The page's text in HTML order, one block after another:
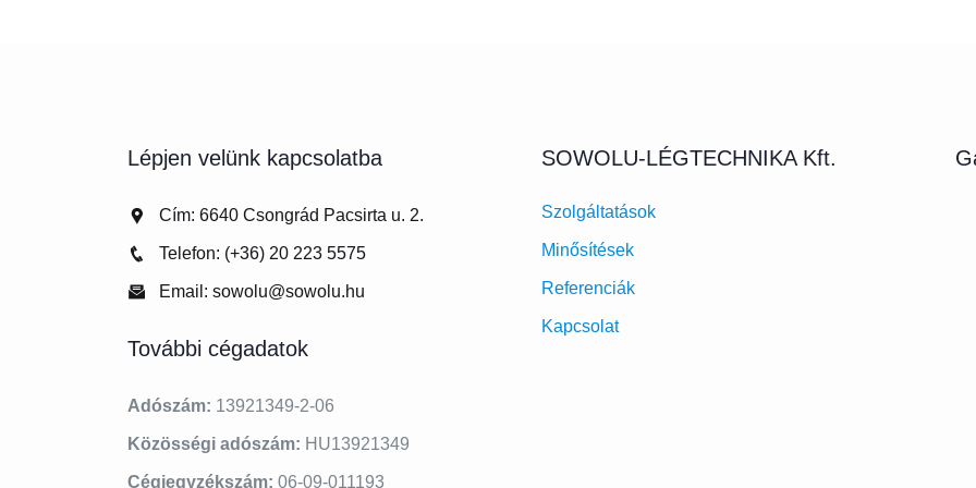
Lépjen velünk kapcsolatba
Cím: 6640 Csongrád Pacsirta u. 2.
Telefon: (+36) 20 223 5575
Email: sowolu@sowolu.hu
További cégadatok
Adószám: 13921349-2-06
Közösségi adószám: HU13921349
Cégjegyzékszám: 06-09-011193
SOWOLU-LÉGTECHNIKA Kft.
Szolgáltatások
Minősítések
Referenciák
Kapcsolat